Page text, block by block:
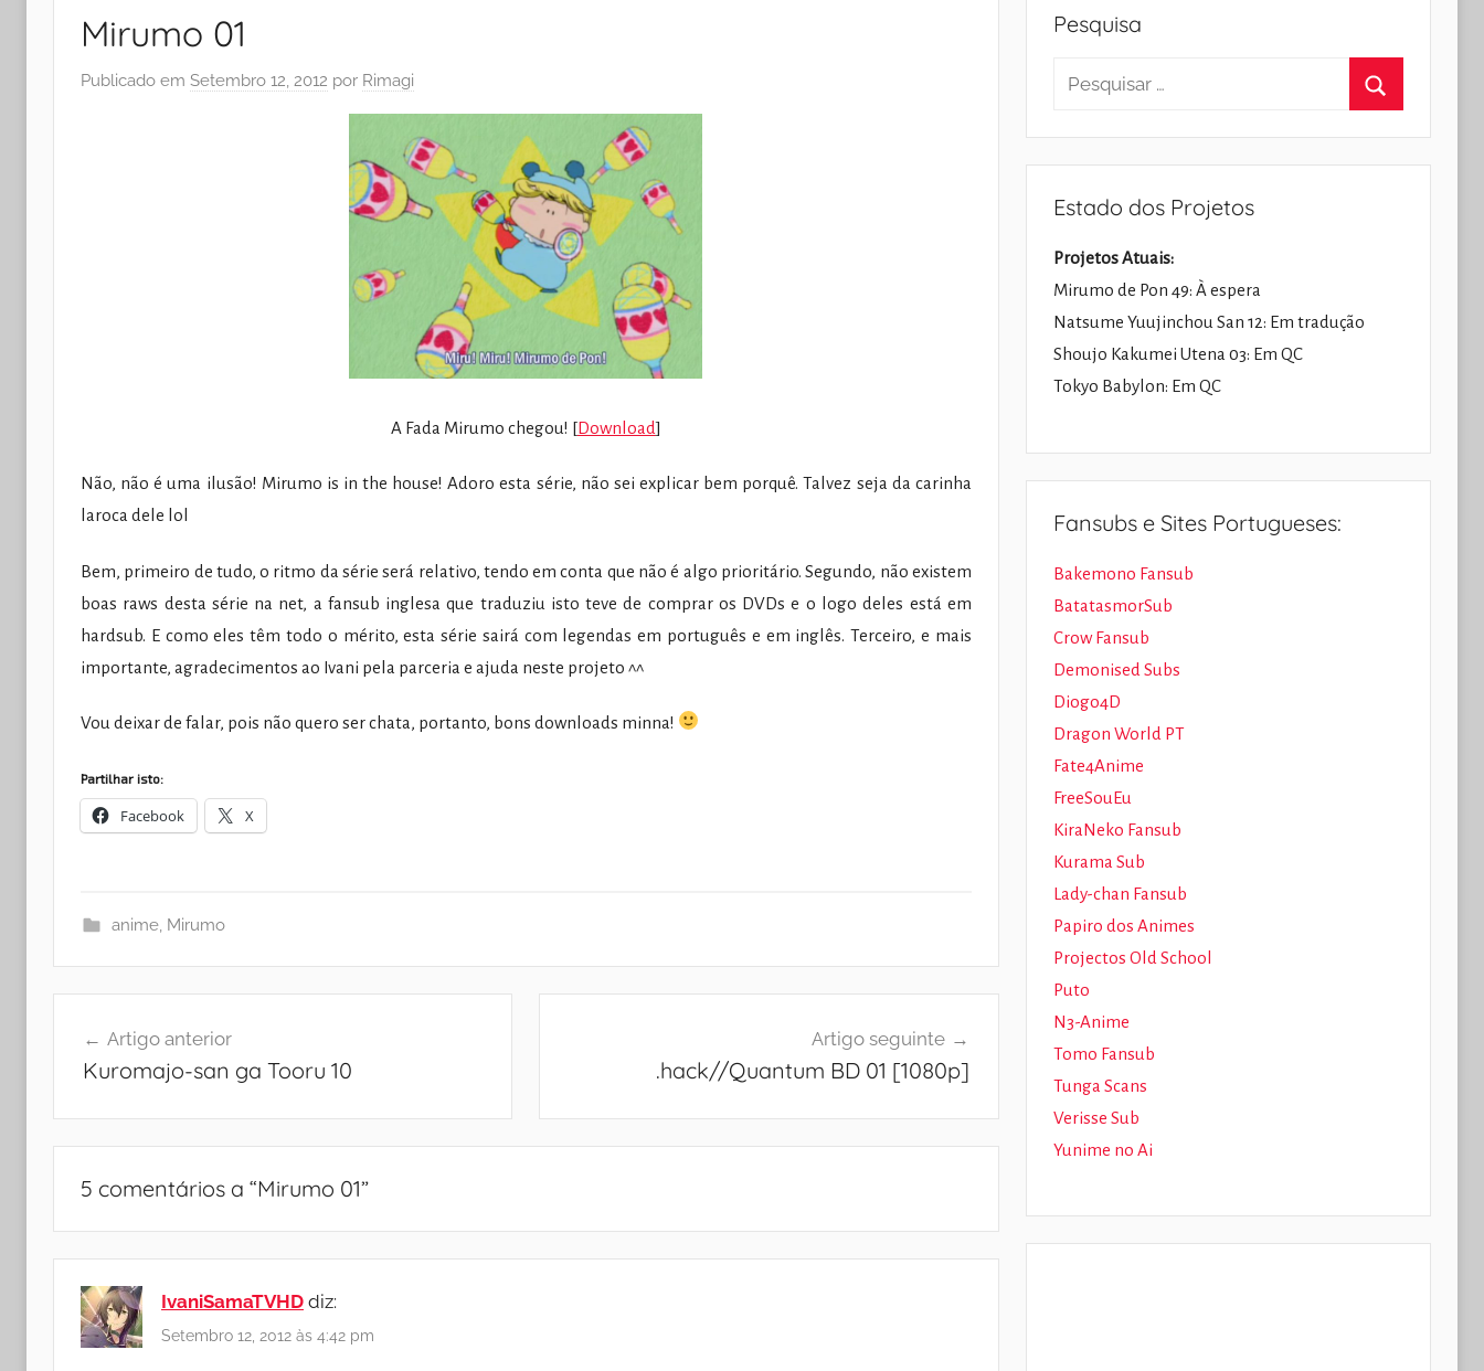
Mirumo 01
Publicado em Setembro 12, 2012 por Rimagi
A Fada Mirumo chegou! [Download]
Não, não é uma ilusão! Mirumo is in the house! Adoro esta série, não sei explicar bem porquê. Talvez seja da carinha
laroca dele lol
Bem, primeiro de tudo, o ritmo da série será relativo, tendo em conta que não é algo prioritário. Segundo, não existem
boas raws desta série na net, a fansub inglesa que traduziu isto teve de comprar os DVDs e o logo deles está em
hardsub. E como eles têm todo o mérito, esta série sairá com legendas em português e em inglês. Terceiro, e mais
importante, agradecimentos ao Ivani pela parceria e ajuda neste projeto ^^
Vou deixar de falar, pois não quero ser chata, portanto, bons downloads minna!
Partilhar isto:
Facebook X
anime, Mirumo
artigos
Artigo anterior
Kuromajo-san ga Tooru 10
Artigo seguinte
.hack//Quantum BD 01 [1080p]
5 comentários a “Mirumo 01”
IvaniSamaTVHD diz:
Setembro 12, 2012 às 4:42 pm
Pesquisa
Pesquisar
Estado dos Projetos
Projetos Atuais:
Mirumo de Pon 49: À espera
Natsume Yuujinchou San 12: Em tradução
Shoujo Kakumei Utena 03: Em QC
Tokyo Babylon: Em QC
Fansubs e Sites Portugueses:
Bakemono Fansub
BatatasmorSub
Crow Fansub
Demonised Subs
Diogo4D
Dragon World PT
Fate4Anime
FreeSouEu
KiraNeko Fansub
Kurama Sub
Lady-chan Fansub
Papiro dos Animes
Projectos Old School
Puto
N3-Anime
Tomo Fansub
Tunga Scans
Verisse Sub
Yunime no Ai